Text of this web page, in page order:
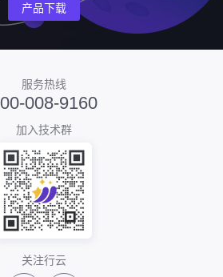
产品下载
服务热线
008-9160
加入技术群
关注行云